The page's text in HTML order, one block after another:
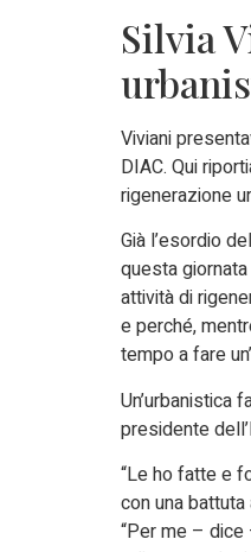
Silvia
Viviani
DIAC. Qui
rigenerazione
Già l’esordio
questa
attività di
e perché,
tempo a fare
Un’urbanistica
presidente
“Le ho fatte e
con una
“Per me – dice